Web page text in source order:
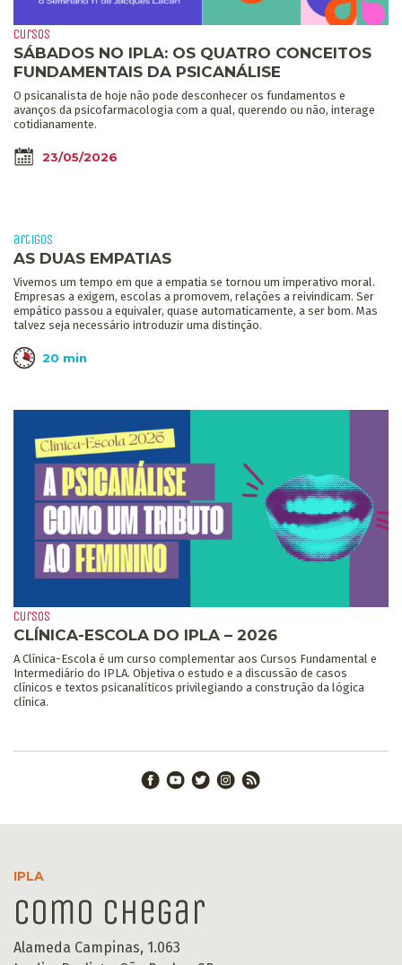
cursos
SÁBADOS NO IPLA: OS QUATRO CONCEITOS
FUNDAMENTAIS DA PSICANÁLISE
O psicanalista de hoje não pode desconhecer os fundamentos e
avanços da psicofarmacologia com a qual, querendo ou não, interage
cotidianamente.
23/05/2026
artigos
AS DUAS EMPATIAS
Vivemos um tempo em que a empatia se tornou um imperativo moral.
Empresas a exigem, escolas a promovem, relações a reivindicam. Ser
empático passou a equivaler, quase automaticamente, a ser bom. Mas
talvez seja necessário introduzir uma distinção.
20 min
cursos
CLÍNICA-ESCOLA DO IPLA – 2026
A Clínica-Escola é um curso complementar aos Cursos Fundamental e
Intermediário do IPLA. Objetiva o estudo e a discussão de casos
clínicos e textos psicanalíticos privilegiando a construção da lógica
clínica.
IPLA
Como chegar
Alameda Campinas, 1.063